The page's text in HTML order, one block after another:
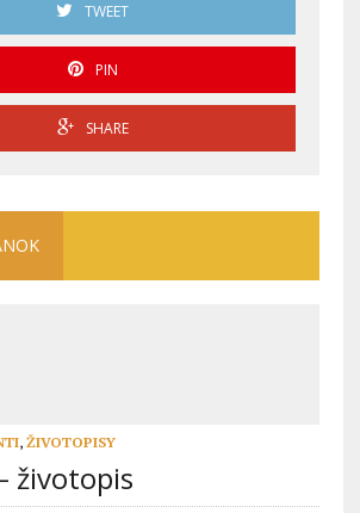
TWEET
PIN
SHARE
, ŽIVOTOPISY
životopis